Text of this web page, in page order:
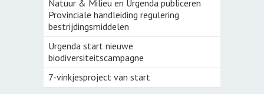
Natuur & Milieu en Urgenda publiceren
Provinciale handleiding regulering
bestrijdingsmiddelen
Urgenda start nieuwe
biodiversiteitscampagne
7-vinkjesproject van start